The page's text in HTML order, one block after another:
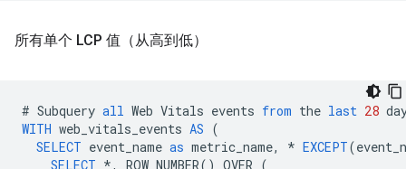
所有单个 LCP 值（从高到低）
# Subquery all Web Vitals events from the last 28
WITH web_vitals_events AS (
SELECT event_name as metric_name, * EXCEPT(
SELECT *, ROW_NUMBER() OVER (